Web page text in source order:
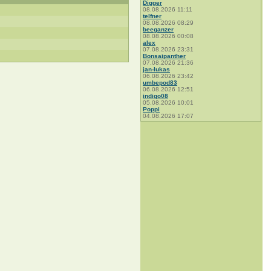
Digger
08.08.2026 11:11
telfner
08.08.2026 08:29
beeganzer
08.08.2026 00:08
alex
07.08.2026 23:31
Bonsaipanther
07.08.2026 21:36
jan-lukas
06.08.2026 23:42
umbepod83
06.08.2026 12:51
indigo08
05.08.2026 10:01
Poppi
04.08.2026 17:07